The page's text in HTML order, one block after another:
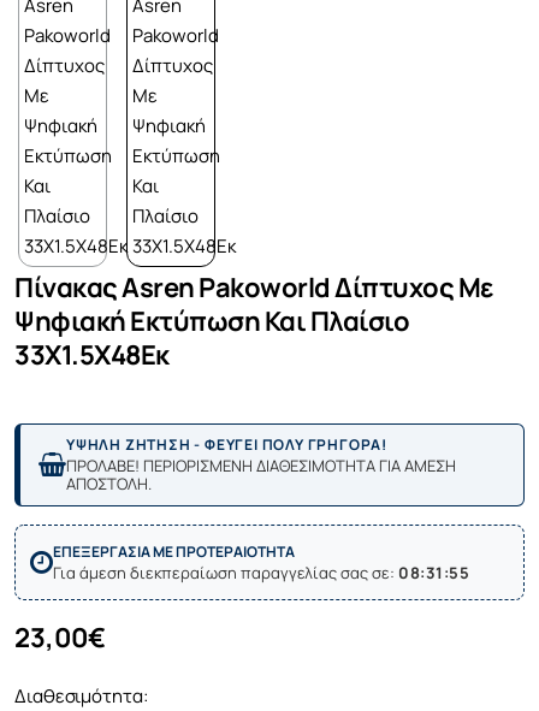
Πίνακας Asren Pakoworld Δίπτυχος Με
Ψηφιακή Εκτύπωση Και Πλαίσιο
33X1.5X48Εκ
ΥΨΗΛΗ ΖΗΤΗΣΗ - ΦΕΥΓΕΙ ΠΟΛΥ ΓΡΗΓΟΡΑ!
ΠΡΟΛΑΒΕ! ΠΕΡΙΟΡΙΣΜΕΝΗ ΔΙΑΘΕΣΙΜΟΤΗΤΑ ΓΙΑ ΑΜΕΣΗ
ΑΠΟΣΤΟΛΗ.
ΕΠΕΞΕΡΓΑΣΙΑ ΜΕ ΠΡΟΤΕΡΑΙΟΤΗΤΑ
Για άμεση διεκπεραίωση παραγγελίας σας σε: 08:31:55
Διαθεσιμότητα:
23,00€